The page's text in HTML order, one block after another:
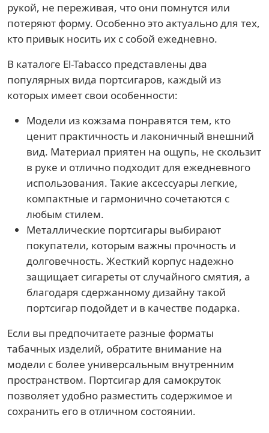
рукой, не переживая, что они помнутся или
потеряют форму. Особенно это актуально для тех,
кто привык носить их с собой ежедневно.
В каталоге El-Tabacco представлены два
популярных вида портсигаров, каждый из
которых имеет свои особенности:
Модели из кожзама понравятся тем, кто
ценит практичность и лаконичный внешний
вид. Материал приятен на ощупь, не скользит
в руке и отлично подходит для ежедневного
использования. Такие аксессуары легкие,
компактные и гармонично сочетаются с
любым стилем.
Металлические портсигары выбирают
покупатели, которым важны прочность и
долговечность. Жесткий корпус надежно
защищает сигареты от случайного смятия, а
благодаря сдержанному дизайну такой
портсигар подойдет и в качестве подарка.
Если вы предпочитаете разные форматы
табачных изделий, обратите внимание на
модели с более универсальным внутренним
пространством. Портсигар для самокруток
позволяет удобно разместить содержимое и
сохранить его в отличном состоянии.